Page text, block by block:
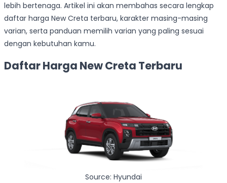
lebih bertenaga. Artikel ini akan membahas secara lengkap
daftar harga New Creta terbaru, karakter masing-masing
varian, serta panduan memilih varian yang paling sesuai
dengan kebutuhan kamu.
Daftar Harga New Creta Terbaru
Source: Hyundai